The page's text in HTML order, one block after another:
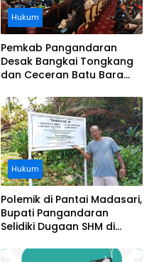
Hukum
Pemkab Pangandaran
Desak Bangkai Tongkang
dan Ceceran Batu Bara
Buruknya Koordinasi
Perusahaan
Hukum
Polemik di Pantai Madasari,
Bupati Pangandaran
Selidiki Dugaan SHM di
Pantai